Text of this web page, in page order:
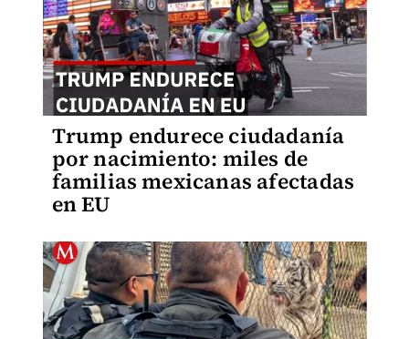
Trump endurece ciudadanía
por nacimiento: miles de
familias mexicanas afectadas
en EU